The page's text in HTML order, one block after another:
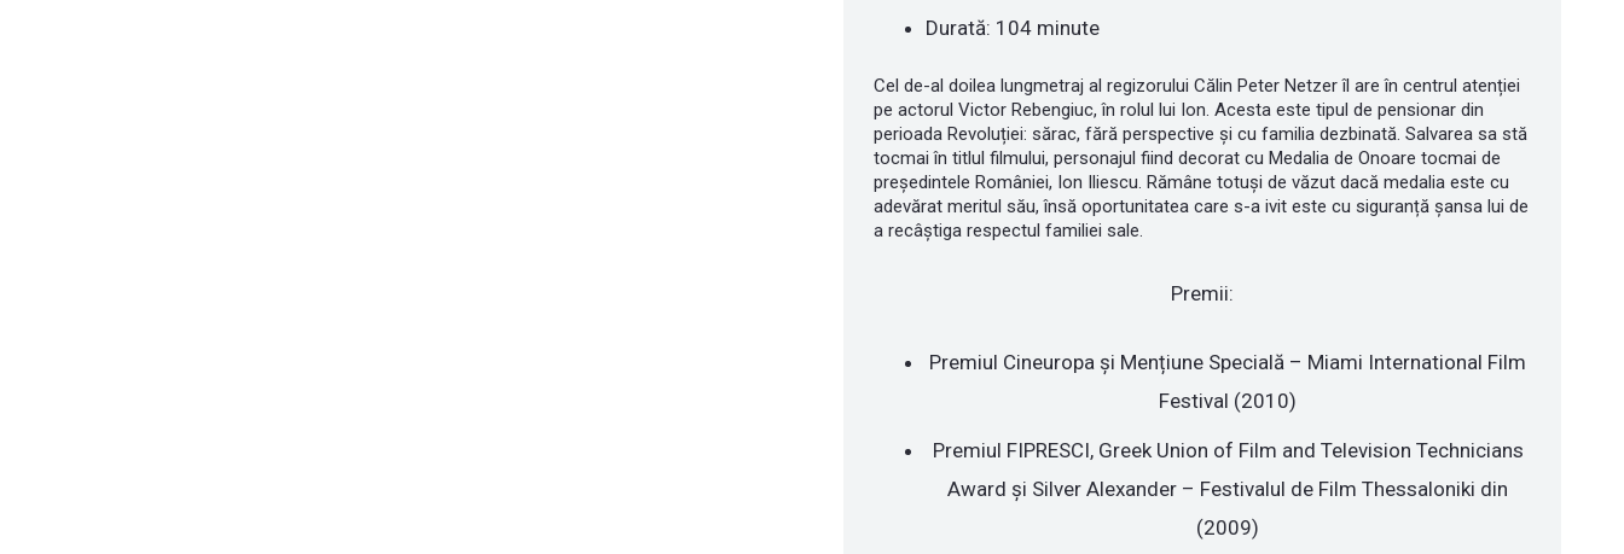
Durată: 104 minute
Cel de-al doilea lungmetraj al regizorului Călin Peter Netzer îl are în centrul atenției
pe actorul Victor Rebengiuc, în rolul lui Ion. Acesta este tipul de pensionar din
perioada Revoluției: sărac, fără perspective și cu familia dezbinată. Salvarea sa stă
tocmai în titlul filmului, personajul fiind decorat cu Medalia de Onoare tocmai de
președintele României, Ion Iliescu. Rămâne totuși de văzut dacă medalia este cu
adevărat meritul său, însă oportunitatea care s-a ivit este cu siguranță șansa lui de
a recâștiga respectul familiei sale.
Premii:
Premiul Cineuropa și Mențiune Specială – Miami International Film
Festival (2010)
Premiul FIPRESCI, Greek Union of Film and Television Technicians
Award și Silver Alexander – Festivalul de Film Thessaloniki din
(2009)